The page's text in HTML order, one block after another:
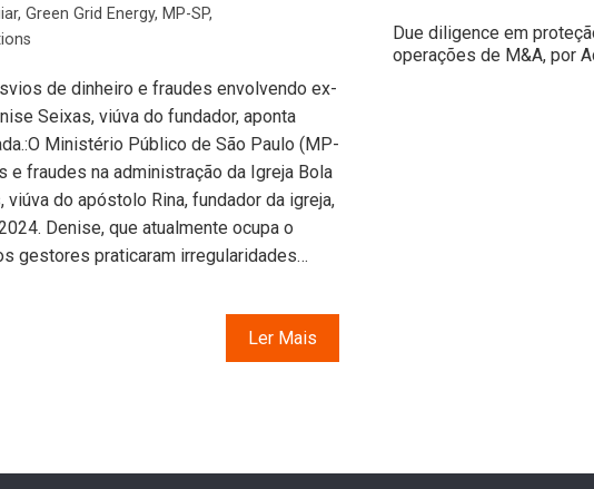
, Green Grid Energy, MP-SP,
de dinheiro e fraudes envolvendo ex-
Seixas, viúva do fundador, aponta
Ministério Público de São Paulo (MP-
fraudes na administração da Igreja Bola
do apóstolo Rina, fundador da igreja,
Denise, que atualmente ocupa o
gestores praticaram irregularidades…
Ler Mais
Due diligence em
operações de M&A, por